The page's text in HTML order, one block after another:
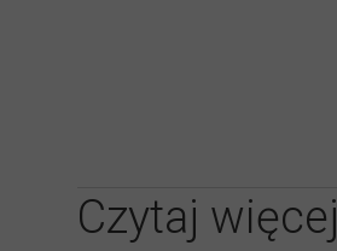
Czytaj więcej